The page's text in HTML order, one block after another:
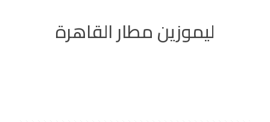
ليموزين مطار القاهرة